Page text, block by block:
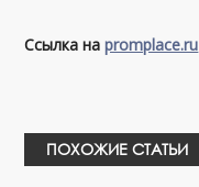
Ссылка наpromplace.ru
ПОХОЖИЕ СТАТЬИ